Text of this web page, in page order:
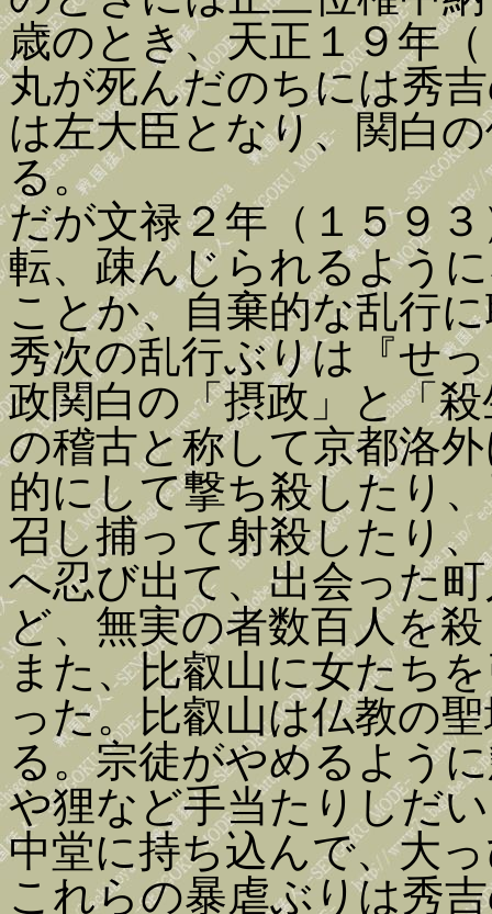
歳のとき、天正１９年
丸が死んだのちには秀
は左大臣となり、関白
る。
だが文禄２年（１５９
転、疎んじられるよう
ことか、自棄的な乱行
秀次の乱行ぶりは『せ
政関白の「摂政」と「
の稽古と称して京都洛
的にして撃ち殺したり
召し捕って射殺したり
へ忍び出て、出会った
ど、無実の者数百人を
また、比叡山に女たち
った。比叡山は仏教の
る。宗徒がやめるよう
や狸など手当たりしだ
中堂に持ち込んで、大
これらの暴虐ぶりは秀